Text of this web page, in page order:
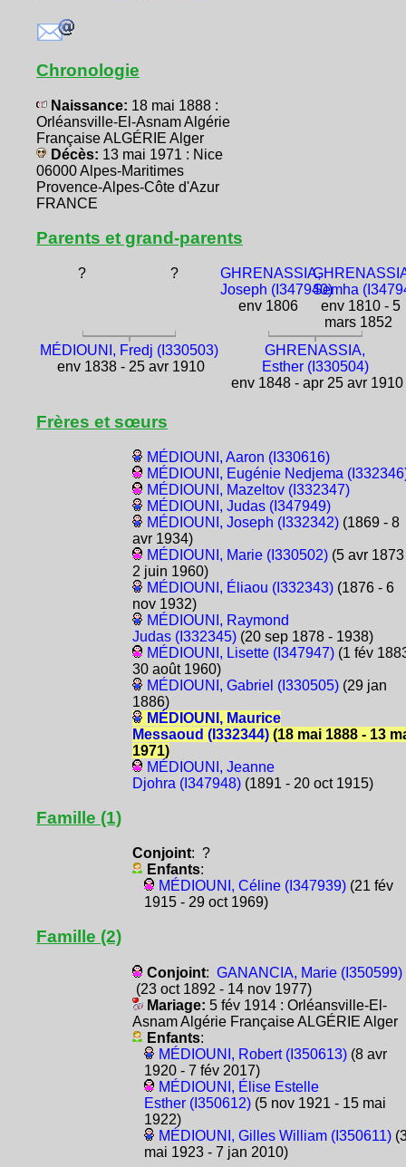
Chronologie
Naissance: 18 mai 1888 :
Orléansville-El-Asnam Algérie
Française ALGÉRIE Alger
Décès: 13 mai 1971 : Nice
06000 Alpes-Maritimes
Provence-Alpes-Côte d'Azur
FRANCE
Parents et grand-parents
? ?
GHRENASSIA,
Joseph (I347940)
env 1806
Semha
env 1810 - 5
mars 1852
MÉDIOUNI, Fredj (I330503)
env 1838 - 25 avr 1910
GHRENASSIA,
Esther (I330504)
env 1848 - apr 25 avr 1910
Frères et sœurs
MÉDIOUNI, Aaron (I330616)
MÉDIOUNI, Eugénie Nedjema
MÉDIOUNI, Mazeltov (I332347)
MÉDIOUNI, Judas (I347949)
MÉDIOUNI, Joseph (I332342)(1869 - 8
avr 1934)
MÉDIOUNI, Marie (I330502)(5 avr 1873
2 juin 1960)
MÉDIOUNI, Éliaou (I332343)(1876 - 6
nov 1932)
MÉDIOUNI, Raymond
Judas (I332345)(20 sep 1878 - 1938)
MÉDIOUNI, Lisette (I347947)(1 fév
30 août 1960)
MÉDIOUNI, Gabriel (I330505)(29 jan
1886)
MÉDIOUNI, Maurice
Messaoud (I332344)(18 mai 1888 - 13
1971)
MÉDIOUNI, Jeanne
Djohra (I347948)(1891 - 20 oct 1915)
Famille (1)
Conjoint: ?
Enfants:
MÉDIOUNI, Céline (I347939)(21 fév
1915 - 29 oct 1969)
Famille (2)
Conjoint: GANANCIA, Marie (I350599)
(23 oct 1892 - 14 nov 1977)
Mariage: 5 fév 1914 : Orléansville-El-
Asnam Algérie Française ALGÉRIE Alger
Enfants:
MÉDIOUNI, Robert (I350613)(8 avr
1920 - 7 fév 2017)
MÉDIOUNI, Élise Estelle
Esther (I350612)(5 nov 1921 - 15 mai
1922)
MÉDIOUNI, Gilles William (I350611)
mai 1923 - 7 jan 2010)